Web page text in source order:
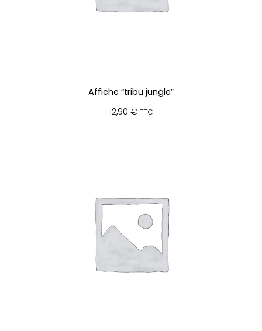
Affiche “tribu jungle”
12,90 € TTC